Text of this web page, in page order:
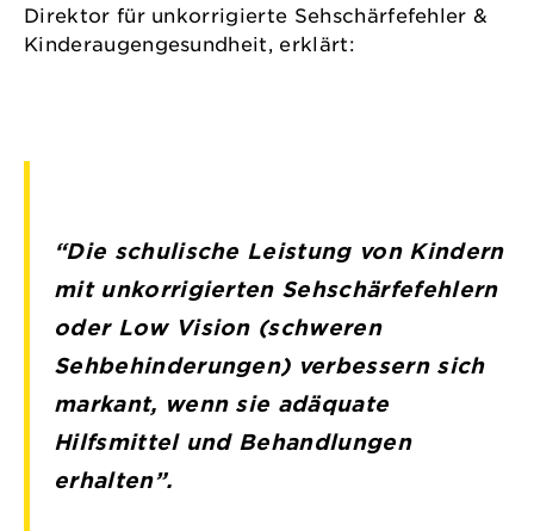
Direktor für unkorrigierte Sehschärfefehler &
Kinderaugengesundheit, erklärt:
“Die schulische Leistung von Kindern
mit unkorrigierten Sehschärfefehlern
oder Low Vision (schweren
Sehbehinderungen) verbessern sich
markant, wenn sie adäquate
Hilfsmittel und Behandlungen
erhalten”.